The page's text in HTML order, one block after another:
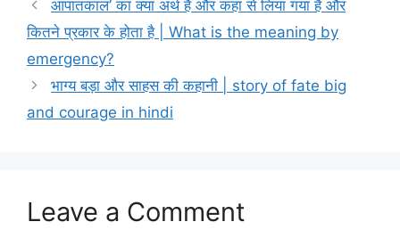
आपातकाल’ का क्या अर्थ है और कहां से लिया गया है और
कितने प्रकार के होता है | What is the meaning by
emergency?
भाग्य बड़ा और साहस की कहानी | story of fate big
and courage in hindi
Leave a Comment